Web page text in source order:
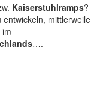
Kaiserstuhlramps?
entwickeln, mittlerweile
….